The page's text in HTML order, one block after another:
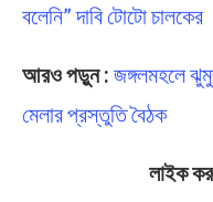
বলেনি” দাবি টোটো চালকের
আরও পড়ুন : জঙ্গলমহলে
মেলার প্রস্তুতি বৈঠক
লাইক